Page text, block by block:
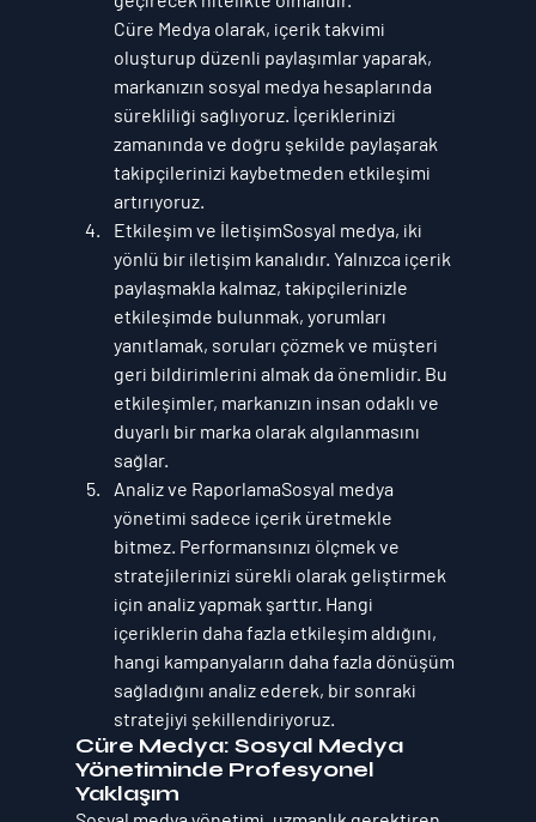
Cüre Medya olarak, içerik takvimi
oluşturup düzenli paylaşımlar yaparak,
markanızın sosyal medya hesaplarında
sürekliliği sağlıyoruz. İçeriklerinizi
zamanında ve doğru şekilde paylaşarak
takipçilerinizi kaybetmeden etkileşimi
artırıyoruz.
Etkileşim ve İletişimSosyal medya, iki
yönlü bir iletişim kanalıdır. Yalnızca içerik
paylaşmakla kalmaz, takipçilerinizle
etkileşimde bulunmak, yorumları
yanıtlamak, soruları çözmek ve müşteri
geri bildirimlerini almak da önemlidir. Bu
etkileşimler, markanızın insan odaklı ve
duyarlı bir marka olarak algılanmasını
sağlar.
Analiz ve RaporlamaSosyal medya
yönetimi sadece içerik üretmekle
bitmez. Performansınızı ölçmek ve
stratejilerinizi sürekli olarak geliştirmek
için analiz yapmak şarttır. Hangi
içeriklerin daha fazla etkileşim aldığını,
hangi kampanyaların daha fazla dönüşüm
sağladığını analiz ederek, bir sonraki
stratejiyi şekillendiriyoruz.
Cüre Medya: Sosyal Medya
Yönetiminde Profesyonel
Yaklaşım